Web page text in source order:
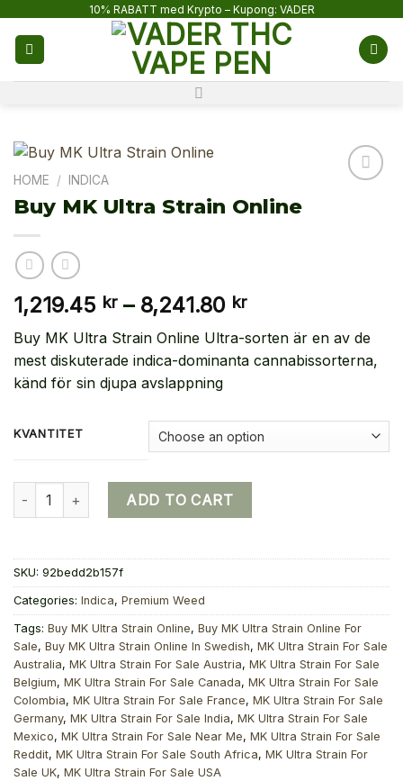
content
10% RABATT med Krypto – Kupong: VADER
HOME / INDICA
Buy MK Ultra Strain Online
1,219.45 kr – 8,241.80 krPrice
1,219.45 kr
through
Buy MK Ultra Strain Online Ultra-sorten är en av de
mest diskuterade indica-dominanta cannabissorterna,
känd för sin djupa avslappning
KVANTITET
Buy MK Ultra Strain Online quantity
ADD TO CART
SKU: 92bedd2b157f
Categories: Indica, Premium Weed
Tags: Buy MK Ultra Strain Online, Buy MK Ultra Strain Online For
Sale, Buy MK Ultra Strain Online In Swedish, MK Ultra Strain For Sale
Australia, MK Ultra Strain For Sale Austria, MK Ultra Strain For Sale
Belgium, MK Ultra Strain For Sale Canada, MK Ultra Strain For Sale
Colombia, MK Ultra Strain For Sale France, MK Ultra Strain For Sale
Germany, MK Ultra Strain For Sale India, MK Ultra Strain For Sale
Mexico, MK Ultra Strain For Sale Near Me, MK Ultra Strain For Sale
Reddit, MK Ultra Strain For Sale South Africa, MK Ultra Strain For
Sale UK, MK Ultra Strain For Sale USA